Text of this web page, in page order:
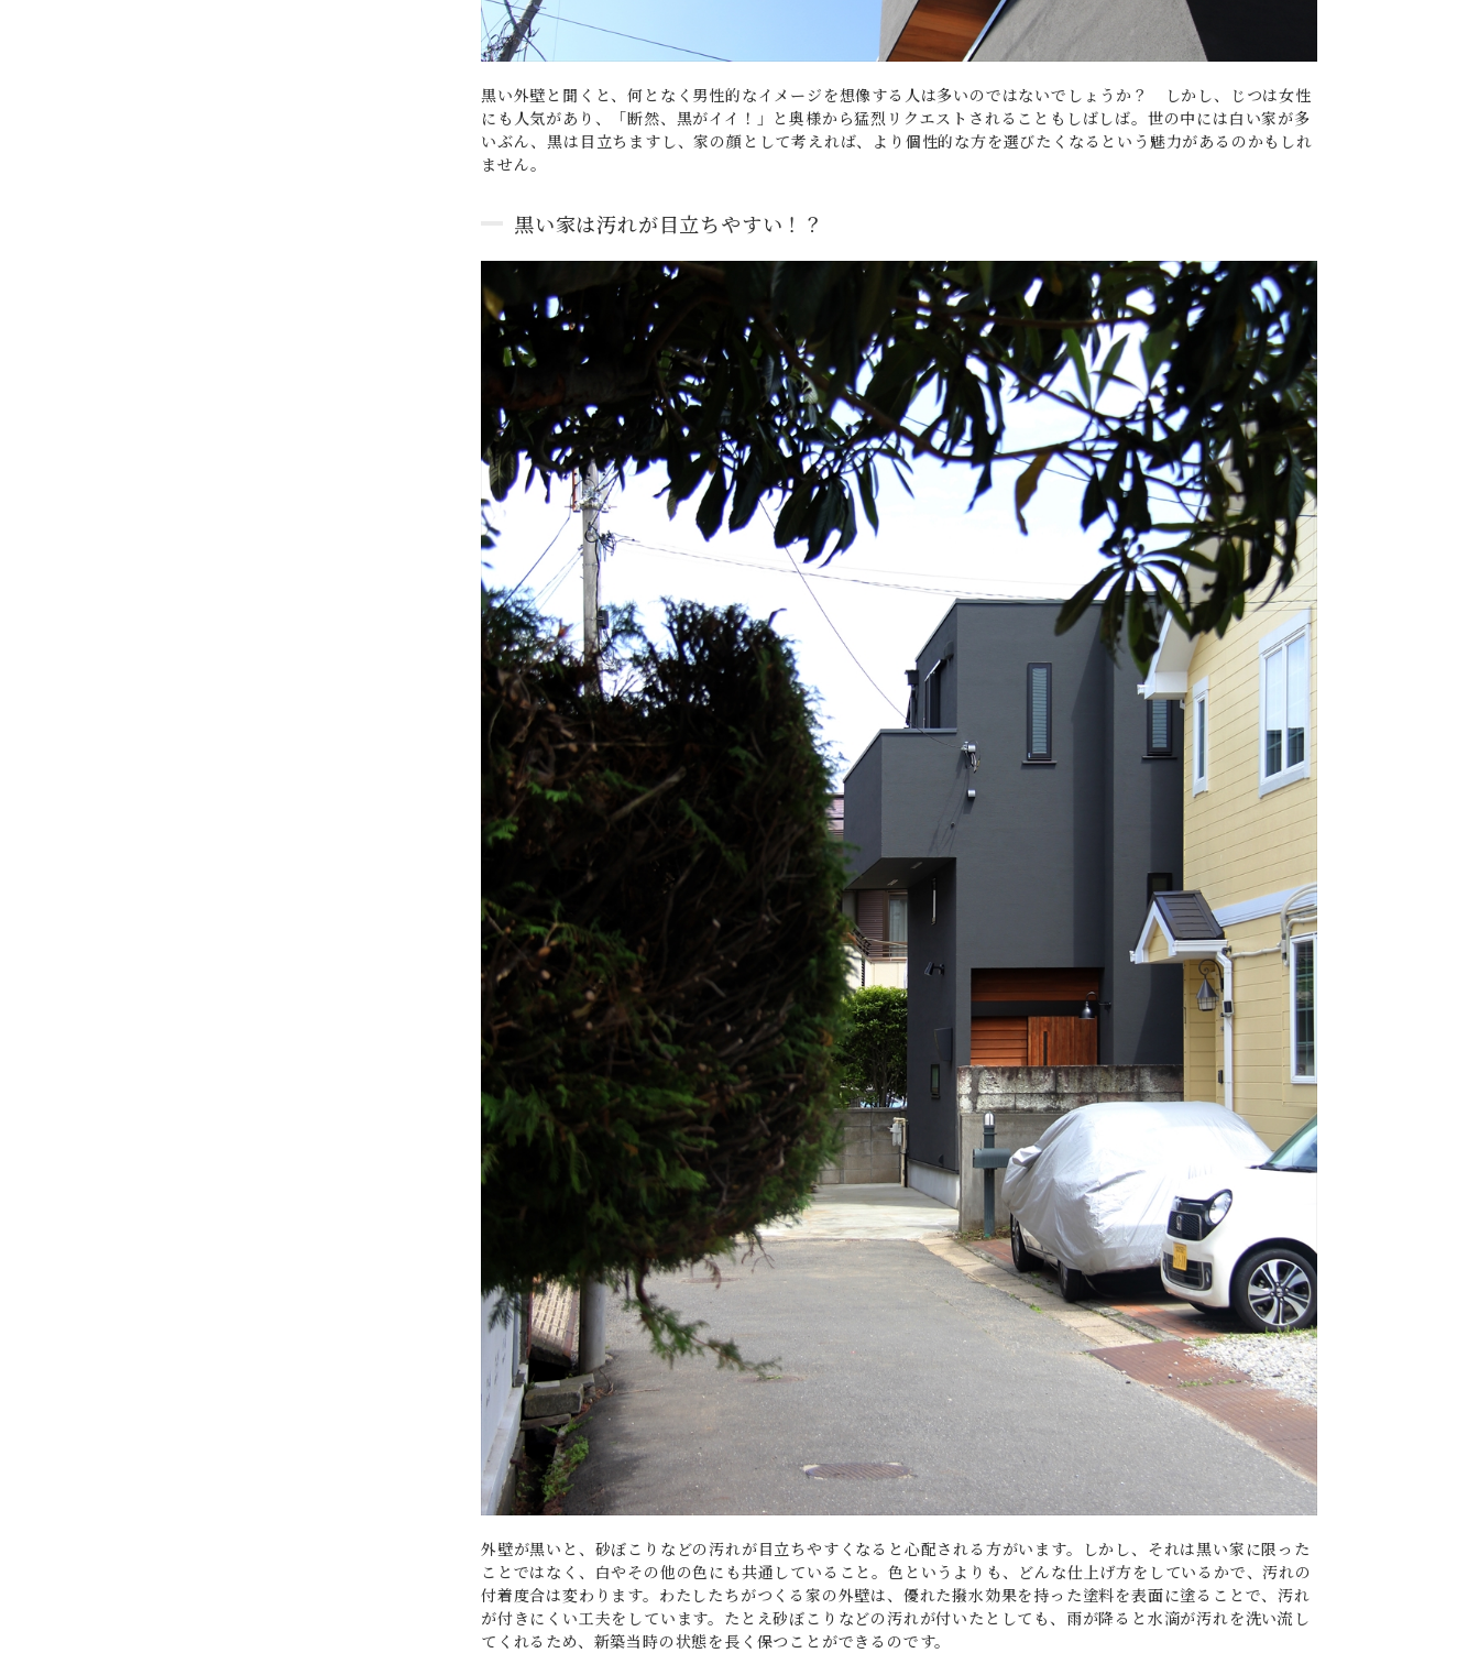
黒い外壁と聞くと、何となく男性的なイメージを想像する人は多いのではないでしょうか？ しかし、じつは女性
にも人気があり、「断然、黒がイイ！」と奥様から猛烈リクエストされることもしばしば。世の中には白い家が多
いぶん、黒は目立ちますし、家の顔として考えれば、より個性的な方を選びたくなるという魅力があるのかもしれ
ません。
黒い家は汚れが目立ちやすい！？
外壁が黒いと、砂ぼこりなどの汚れが目立ちやすくなると心配される方がいます。しかし、それは黒い家に限った
ことではなく、白やその他の色にも共通していること。色というよりも、どんな仕上げ方をしているかで、汚れの
付着度合は変わります。わたしたちがつくる家の外壁は、優れた撥水効果を持った塗料を表面に塗ることで、汚れ
が付きにくい工夫をしています。たとえ砂ぼこりなどの汚れが付いたとしても、雨が降ると水滴が汚れを洗い流し
てくれるため、新築当時の状態を長く保つことができるのです。